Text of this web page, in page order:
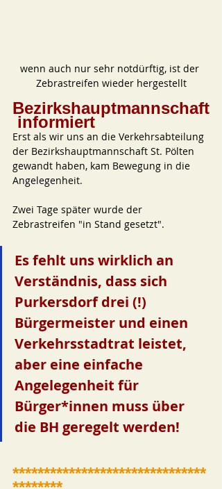
wenn auch nur sehr notdürftig, ist der
Zebrastreifen wieder hergestellt
Bezirkshauptmannschaft
informiert
Erst als wir uns an die Verkehrsabteilung
der Bezirkshauptmannschaft St. Pölten
gewandt haben, kam Bewegung in die
Angelegenheit.
Zwei Tage später wurde der
Zebrastreifen "in Stand gesetzt".
Es fehlt uns wirklich an
Verständnis, dass sich
Purkersdorf drei (!)
Bürgermeister und einen
Verkehrsstadtrat leistet,
aber eine einfache
Angelegenheit für
Bürger*innen muss über
die BH geregelt werden!
*******************************